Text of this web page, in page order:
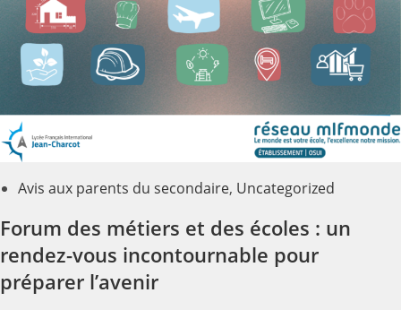
Avis aux parents du secondaire, Uncategorized
Forum des métiers et des écoles : un
rendez-vous incontournable pour
préparer l’avenir